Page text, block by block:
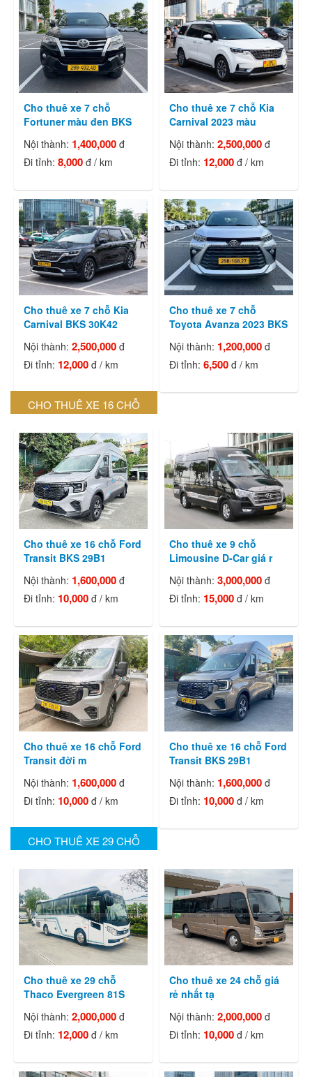
Cho thuê xe 7 chỗ
Fortuner màu đen BKS
Nội thành: 1,400,000 đ
Đi tỉnh:8,000 đ / km
Cho thuê xe 7 chỗ Kia
Carnival 2023 màu
Nội thành:2,500,000 đ
Đi tỉnh: 12,000 đ / km
Cho thuê xe 7 chỗ Kia
Carnival BKS 30K42
Nội thành:2,500,000 đ
Đi tỉnh: 12,000 đ / km
Cho thuê xe 7 chỗ
Toyota Avanza 2023 BKS
Nội thành: 1,200,000 đ
Đi tỉnh:6,500 đ / km
CHO THUÊ XE 16 CHỖ
Cho thuê xe 16 chỗ Ford
Transit BKS 29B1
Nội thành: 1,600,000 đ
Đi tỉnh: 10,000 đ / km
Cho thuê xe 9 chỗ
Limousine D-Car giá r
Nội thành:3,000,000 đ
Đi tỉnh: 15,000 đ / km
Cho thuê xe 16 chỗ Ford
Transit đời m
Nội thành: 1,600,000 đ
Đi tỉnh: 10,000 đ / km
Cho thuê xe 16 chỗ Ford
Transit BKS 29B1
Nội thành: 1,600,000 đ
Đi tỉnh: 10,000 đ / km
CHO THUÊ XE 29 CHỖ
Cho thuê xe 29 chỗ
Thaco Evergreen 81S
Nội thành:2,000,000 đ
Đi tỉnh: 12,000 đ / km
Cho thuê xe 24 chỗ giá
rẻ nhất tạ
Nội thành:2,000,000 đ
Đi tỉnh: 10,000 đ / km